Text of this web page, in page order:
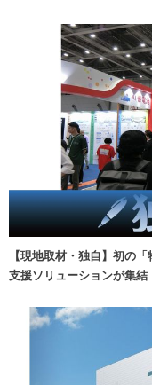
【現地取材・独自】初の
支援ソリューションが集結